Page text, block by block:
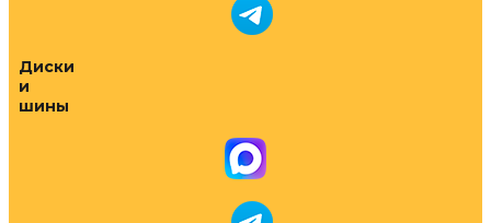
Диски
и
шины